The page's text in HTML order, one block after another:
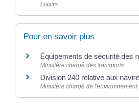
Loisirs
Pour en savoir plus
Équipements de sécurité des
Ministère chargé des transports
Division 240 relative aux
Ministère chargé de l'environnement